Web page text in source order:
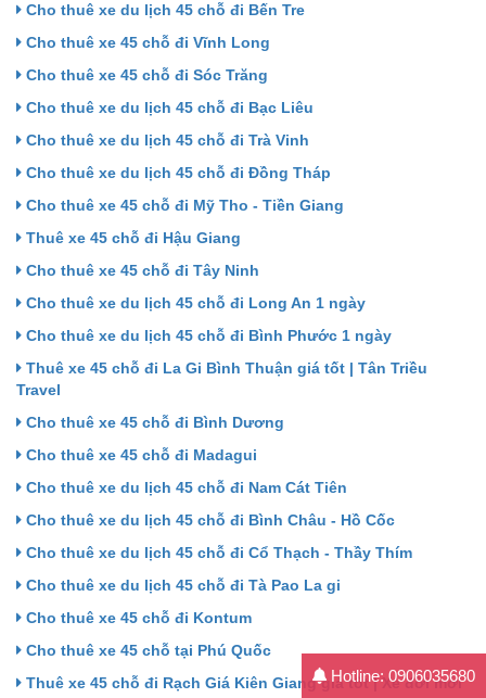
Hotline: 0906035680
Cho thuê xe du lịch 45 chỗ đi Bến Tre
Cho thuê xe 45 chỗ đi Vĩnh Long
Cho thuê xe 45 chỗ đi Sóc Trăng
Cho thuê xe du lịch 45 chỗ đi Bạc Liêu
Cho thuê xe du lịch 45 chỗ đi Trà Vinh
Cho thuê xe du lịch 45 chỗ đi Đồng Tháp
Cho thuê xe 45 chỗ đi Mỹ Tho - Tiền Giang
Thuê xe 45 chỗ đi Hậu Giang
Cho thuê xe 45 chỗ đi Tây Ninh
Cho thuê xe du lịch 45 chỗ đi Long An 1 ngày
Cho thuê xe du lịch 45 chỗ đi Bình Phước 1 ngày
Thuê xe 45 chỗ đi La Gi Bình Thuận giá tốt | Tân Triều
Travel
Cho thuê xe 45 chỗ đi Bình Dương
Cho thuê xe 45 chỗ đi Madagui
Cho thuê xe du lịch 45 chỗ đi Nam Cát Tiên
Cho thuê xe du lịch 45 chỗ đi Bình Châu - Hồ Cốc
Cho thuê xe du lịch 45 chỗ đi Cổ Thạch - Thầy Thím
Cho thuê xe du lịch 45 chỗ đi Tà Pao La gi
Cho thuê xe 45 chỗ đi Kontum
Cho thuê xe 45 chỗ tại Phú Quốc
Thuê xe 45 chỗ đi Rạch Giá Kiên Giang giá tốt | Xe đời mới